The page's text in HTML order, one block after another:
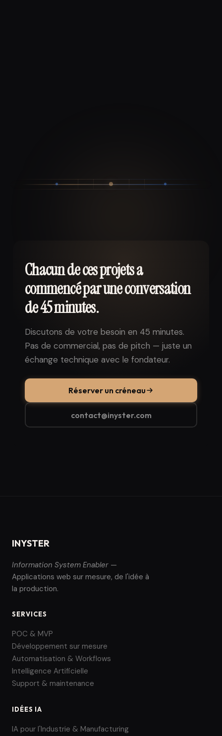
Chacun de ces projets a
commencé par une conversation
de 45 minutes.
Discutons de votre besoin en 45 minutes.
Pas de commercial, pas de pitch — juste un
échange technique avec le fondateur.
Réserver un créneau
contact@inyster.com
INYSTER
Information System Enabler —
Applications web sur mesure, de l'idée à
la production.
SERVICES
POC & MVP
Développement sur mesure
Automatisation & Workflows
Intelligence Artificielle
Support & maintenance
IDÉES IA
IA pour l'Industrie & Manufacturing